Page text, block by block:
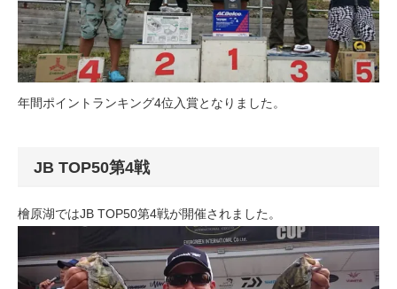
年間ポイントランキング4位入賞となりました。
JB TOP50第4戦
檜原湖ではJB TOP50第4戦が開催されました。